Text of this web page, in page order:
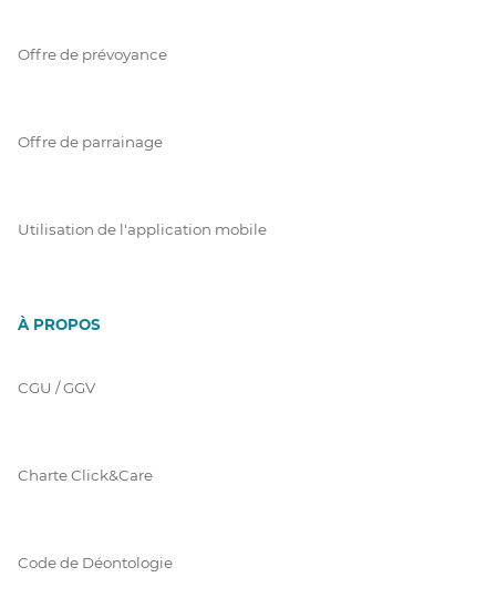
Offre de prévoyance
Offre de parrainage
Utilisation de l'application mobile
À PROPOS
CGU / GGV
Charte Click&Care
Code de Déontologie